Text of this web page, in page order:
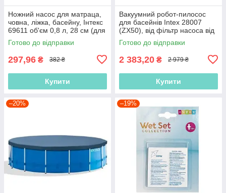
Ножний насос для матраца,
човна, ліжка, басейну, Інтекс
69611 об'єм 0,8 л, 28 см (для
Intex і BestWay)
Готово до відправки
297,96 ₴ 382 ₴
Купити
Вакуумний робот-пилосос
для басейнів Intex 28007
(ZX50), від фільтр насоса від
3 407 до 5 678 л/год
Готово до відправки
2 383,20 ₴ 2 979 ₴
Купити
–20% –19%